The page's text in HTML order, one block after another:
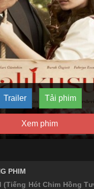
Trailer Tải phim
Xem phim
PHIM
(Tiếng Hót Chim Hồng